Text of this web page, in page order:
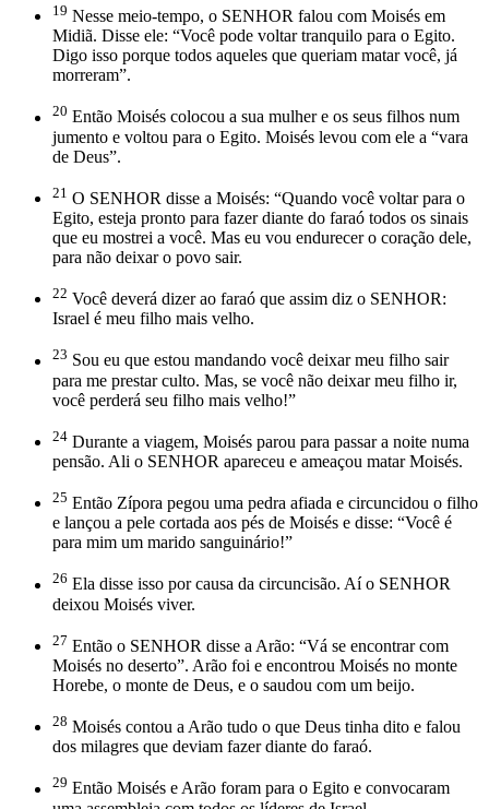
19 Nesse meio-tempo, o SENHOR falou com Moisés em
Midiã. Disse ele: “Você pode voltar tranquilo para o Egito.
Digo isso porque todos aqueles que queriam matar você, já
morreram”.
20 Então Moisés colocou a sua mulher e os seus filhos num
jumento e voltou para o Egito. Moisés levou com ele a “vara
de Deus”.
21 O SENHOR disse a Moisés: “Quando você voltar para o
Egito, esteja pronto para fazer diante do faraó todos os sinais
que eu mostrei a você. Mas eu vou endurecer o coração dele,
para não deixar o povo sair.
22 Você deverá dizer ao faraó que assim diz o SENHOR:
Israel é meu filho mais velho.
23 Sou eu que estou mandando você deixar meu filho sair
para me prestar culto. Mas, se você não deixar meu filho ir,
você perderá seu filho mais velho!”
24 Durante a viagem, Moisés parou para passar a noite numa
pensão. Ali o SENHOR apareceu e ameaçou matar Moisés.
25 Então Zípora pegou uma pedra afiada e circuncidou o filho
e lançou a pele cortada aos pés de Moisés e disse: “Você é
para mim um marido sanguinário!”
26 Ela disse isso por causa da circuncisão. Aí o SENHOR
deixou Moisés viver.
27 Então o SENHOR disse a Arão: “Vá se encontrar com
Moisés no deserto”. Arão foi e encontrou Moisés no monte
Horebe, o monte de Deus, e o saudou com um beijo.
28 Moisés contou a Arão tudo o que Deus tinha dito e falou
dos milagres que deviam fazer diante do faraó.
29 Então Moisés e Arão foram para o Egito e convocaram